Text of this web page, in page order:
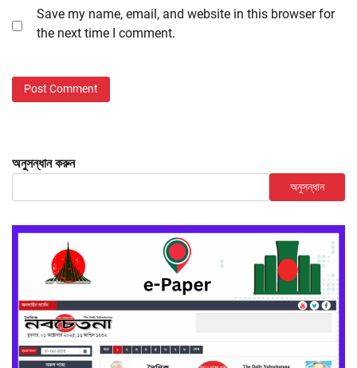
Save my name, email, and website in this browser for
the next time I comment.
অনুসন্ধান করুন
অনুসন্ধান